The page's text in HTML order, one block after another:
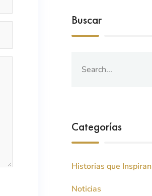
Buscar
Categorías
Historias que Inspiran
Noticias